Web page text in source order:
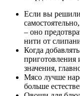
Если вы решили
– оно
нити от
Когда
приготовления
значения,
Мясо лучше
больше